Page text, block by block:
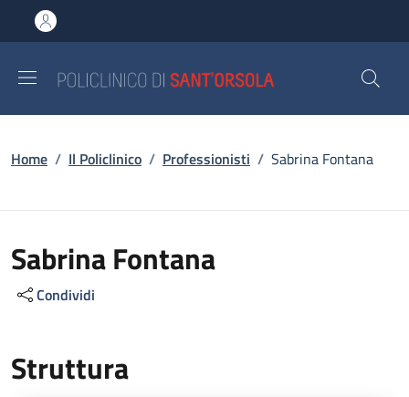
al contenuto principale
to footer content
Briciole di pane
Home / Il Policlinico / Professionisti / Sabrina Fontana
Sabrina Fontana
Condividi
Struttura